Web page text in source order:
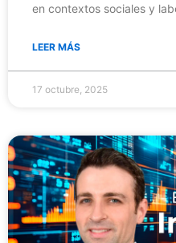
en contextos sociales y
LEER MÁS
17 octubre, 2025